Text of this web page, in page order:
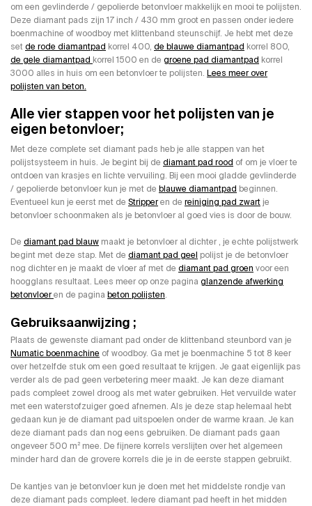
om een gevlinderde / gepolierde betonvloer makkelijk en mooi te polijsten.
Deze diamant pads zijn 17 inch / 430 mm groot en passen onder iedere
boenmachine of woodboy met klittenband steunschijf. Je hebt met deze
setde rode diamantpad korrel 400, de blauwe diamantpad korrel 800,
de gele diamantpad korrel 1500 en de groene pad diamantpad korrel
3000 alles in huis om een betonvloer te polijsten. Lees meer over
polijsten van beton.
Alle vier stappen voor het polijsten van je
eigen betonvloer;
Met deze complete set diamant pads heb je alle stappen van het
polijstsysteem in huis. Je begint bij de diamant pad rood of om je vloer te
ontdoen van krasjes en lichte vervuiling. Bij een mooi gladde gevlinderde
/ gepolierde betonvloer kun je met de blauwe diamantpad beginnen.
Eventueel kun je eerst met de Stripperen de reiniging pad zwart je
betonvloer schoonmaken als je betonvloer al goed vies is door de bouw.
De diamant pad blauw maakt je betonvloer al dichter , je echte polijstwerk
begint met deze stap. Met de diamant pad geel polijst je de betonvloer
nog dichter en je maakt de vloer af met de diamant pad groen voor een
hoogglans resultaat. Lees meer op onze pagina glanzende afwerking
betonvloeren de pagina beton polijsten.
Gebruiksaanwijzing ;
Plaats de gewenste diamant pad onder de klittenband steunbord van je
Numatic boenmachine of woodboy. Ga met je boenmachine 5 tot 8 keer
over hetzelfde stuk om een goed resultaat te krijgen. Je gaat eigenlijk pas
verder als de pad geen verbetering meer maakt. Je kan deze diamant
pads compleet zowel droog als met water gebruiken. Het vervuilde water
met een waterstofzuiger goed afnemen. Als je deze stap helemaal hebt
gedaan kun je de diamant pad uitspoelen onder de warme kraan. Je kan
deze diamant pads dan nog eens gebruiken. De diamant pads gaan
ongeveer 500 m² mee. De fijnere korrels verslijten over het algemeen
minder hard dan de grovere korrels die je in de eerste stappen gebruikt.
De kantjes van je betonvloer kun je doen met het middelste rondje van
deze diamant pads compleet. Iedere diamant pad heeft in het midden